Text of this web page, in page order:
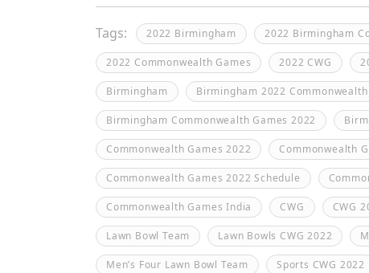
Tags: 2022 Birmingham 2022 Birmingham
2022 Commonwealth Games 2022 CWG
Birmingham Birmingham 2022 Commonwealth
Birmingham Commonwealth Games 2022
Commonwealth Games 2022 Commonwealth
Commonwealth Games 2022 Schedule
Commonwealth Games India CWG CWG
Lawn Bowl Team Lawn Bowls CWG 2022
Men’s Four Lawn Bowl Team Sports CWG 2022